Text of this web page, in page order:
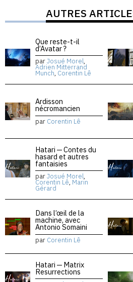
AUTRES
Que reste-t-il
d’Avatar ?
parJosué Morel,
Adrien Mitterrand
Munch, Corentin Lê
Ardisson
nécromancien
par Corentin Lê
Hatari — Contes du
hasard et autres
fantaisies
parJosué Morel,
Corentin Lê, Marin
Gérard
Dans l’œil de la
machine, avec
Antonio Somaini
par Corentin Lê
Hatari — Matrix
Resurrections